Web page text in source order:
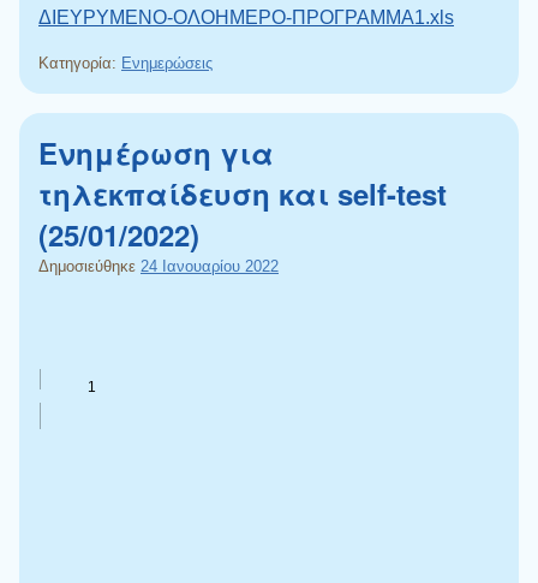
ΔΙΕΥΡΥΜΕΝΟ-ΟΛΟΗΜΕΡΟ-ΠΡΟΓΡΑΜΜΑ1.xls
Κατηγορία: Ενημερώσεις
Ενημέρωση για
τηλεκπαίδευση και self-test
(25/01/2022)
Δημοσιεύθηκε 24 Ιανουαρίου 2022